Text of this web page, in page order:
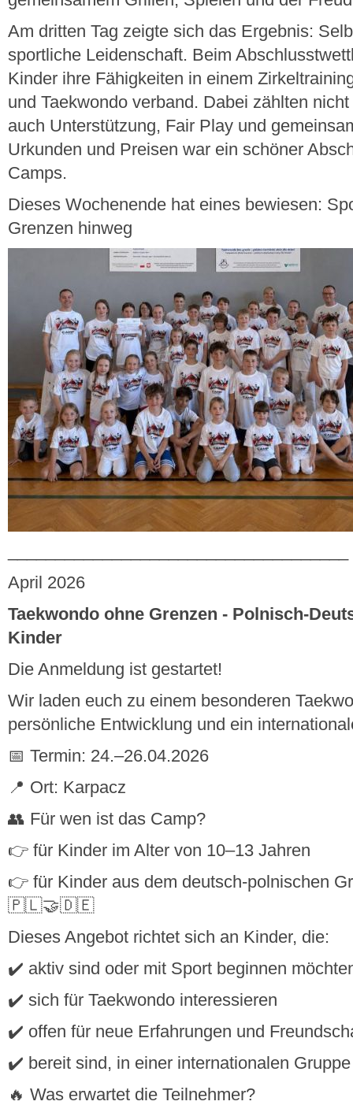
Am dritten Tag zeigte sich das Ergebnis:
sportliche Leidenschaft. Beim
Kinder ihre Fähigkeiten in einem
und Taekwondo verband. Dabei zählten
auch Unterstützung, Fair Play und
Urkunden und Preisen war ein schöner
Camps.
Dieses Wochenende hat eines bewiesen:
Grenzen hinweg
April 2026
Taekwondo ohne Grenzen - Polnisch-
Kinder
Die Anmeldung ist gestartet!
Wir laden euch zu einem besonderen
persönliche Entwicklung und ein
📅 Termin: 24.–26.04.2026
📍 Ort: Karpacz
👥 Für wen ist das Camp?
👉 für Kinder im Alter von 10–13 Jahren
👉 für Kinder aus dem deutsch-polnischen
🇵🇱🤝🇩🇪
Dieses Angebot richtet sich an Kinder, die:
✔️ aktiv sind oder mit Sport beginnen
✔️ sich für Taekwondo interessieren
✔️ offen für neue Erfahrungen und
✔️ bereit sind, in einer internationalen
🔥 Was erwartet die Teilnehmer?